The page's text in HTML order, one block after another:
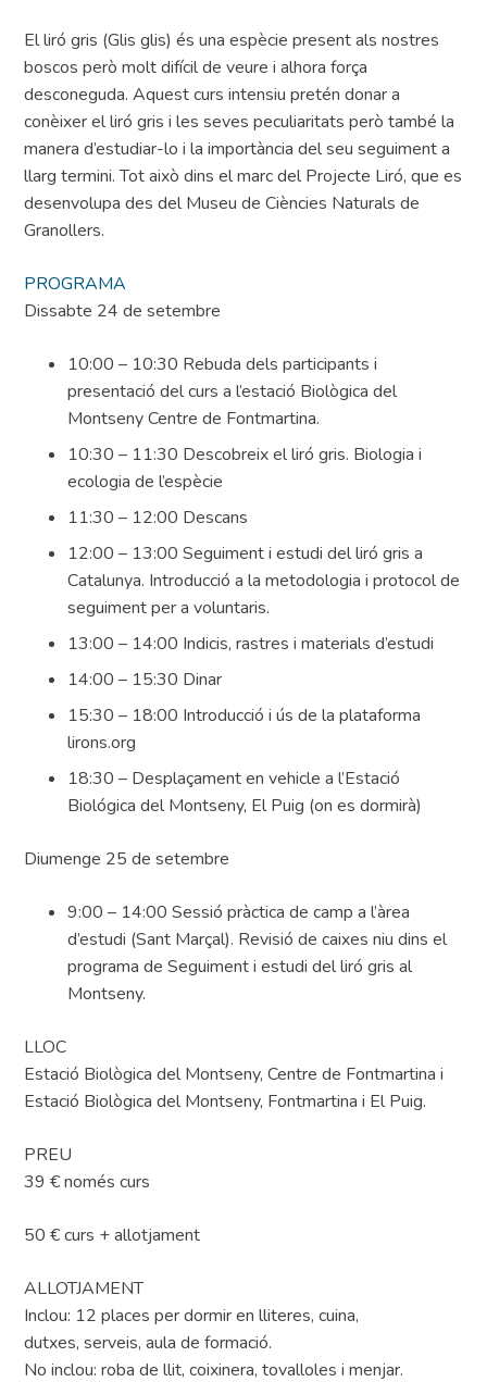
El liró gris (Glis glis) és una espècie present als nostres
boscos però molt difícil de veure i alhora força
desconeguda. Aquest curs intensiu pretén donar a
conèixer el liró gris i les seves peculiaritats però també la
manera d’estudiar-lo i la importància del seu seguiment a
llarg termini. Tot això dins el marc del Projecte Liró, que es
desenvolupa des del Museu de Ciències Naturals de
Granollers.
PROGRAMA
Dissabte 24 de setembre
10:00 – 10:30 Rebuda dels participants i
presentació del curs a l’estació Biològica del
Montseny Centre de Fontmartina.
10:30 – 11:30 Descobreix el liró gris. Biologia i
ecologia de l’espècie
11:30 – 12:00 Descans
12:00 – 13:00 Seguiment i estudi del liró gris a
Catalunya. Introducció a la metodologia i protocol de
seguiment per a voluntaris.
13:00 – 14:00 Indicis, rastres i materials d’estudi
14:00 – 15:30 Dinar
15:30 – 18:00 Introducció i ús de la plataforma
lirons.org
18:30 – Desplaçament en vehicle a l’Estació
Biológica del Montseny, El Puig (on es dormirà)
Diumenge 25 de setembre
9:00 – 14:00 Sessió pràctica de camp a l’àrea
d’estudi (Sant Marçal). Revisió de caixes niu dins el
programa de Seguiment i estudi del liró gris al
Montseny.
LLOC
Estació Biològica del Montseny, Centre de Fontmartina i
Estació Biològica del Montseny, Fontmartina i El Puig.
PREU
39 € només curs
50 € curs + allotjament
ALLOTJAMENT
Inclou: 12 places per dormir en lliteres, cuina,
dutxes, serveis, aula de formació.
No inclou: roba de llit, coixinera, tovalloles i menjar.